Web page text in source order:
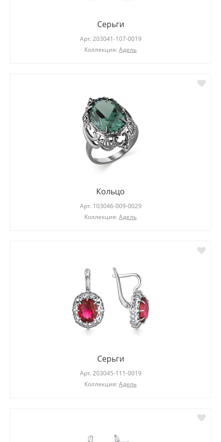
Серьги
Арт. 203041-107-0019
Коллекция: Адель
Кольцо
Арт. 103046-009-0029
Коллекция: Адель
Серьги
Арт. 203045-111-0019
Коллекция: Адель